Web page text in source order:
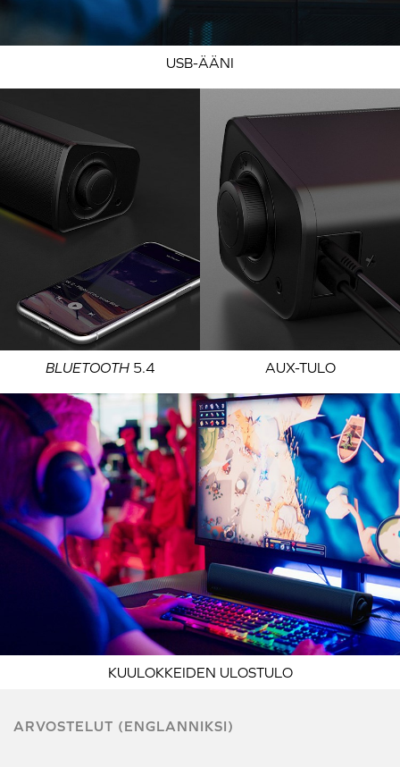
USB-ÄÄNI
BLUETOOTH 5.4 AUX-TULO
KUULOKKEIDEN ULOSTULO
ARVOSTELUT (ENGLANNIKSI)